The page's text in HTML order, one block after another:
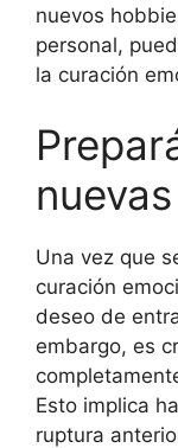
nuevos
personal,
la curación
Una vez que
curación
deseo de
embargo, es
Esto implica
ruptura